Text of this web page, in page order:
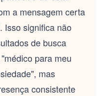
a mensagem certa
Isso significa não
de busca
para meu
mas
consistente